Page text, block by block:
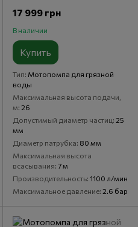
17 999 грн
В наличии
Купить
Тип Мотопомпа для грязной
воды
Максимальная высота подачи,
м 26
Допустимый диаметр частиц 25
мм
Диаметр патрубка 80 мм
Максимальная высота
всасывания 7 м
Производительность 1100 л/мин
Максимальное давление 2.6 бар